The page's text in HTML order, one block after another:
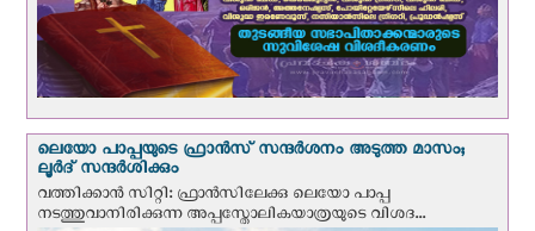
ലെയോ പാപ്പയുടെ ഫ്രാന്‍സ് സന്ദര്‍ശനം അടുത്ത മാസം;
ലൂര്‍ദ് സന്ദര്‍ശിക്കും
വത്തിക്കാന്‍ സിറ്റി: ഫ്രാൻസിലേക്കു ലെയോ പാപ്പ
നടത്തുവാനിരിക്കുന്ന അപ്പസ്തോലികയാത്രയുടെ വിശദ...